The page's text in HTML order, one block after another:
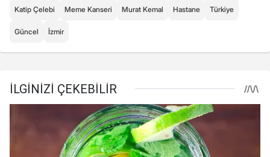
Katip Çelebi Meme Kanseri Murat Kemal Hastane Türkiye
Güncel İzmir